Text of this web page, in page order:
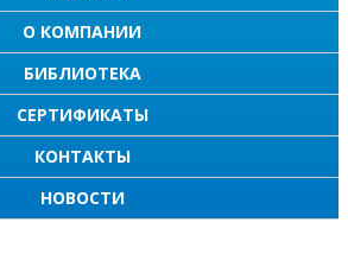
О КОМПАНИИ
БИБЛИОТЕКА
СЕРТИФИКАТЫ
КОНТАКТЫ
НОВОСТИ